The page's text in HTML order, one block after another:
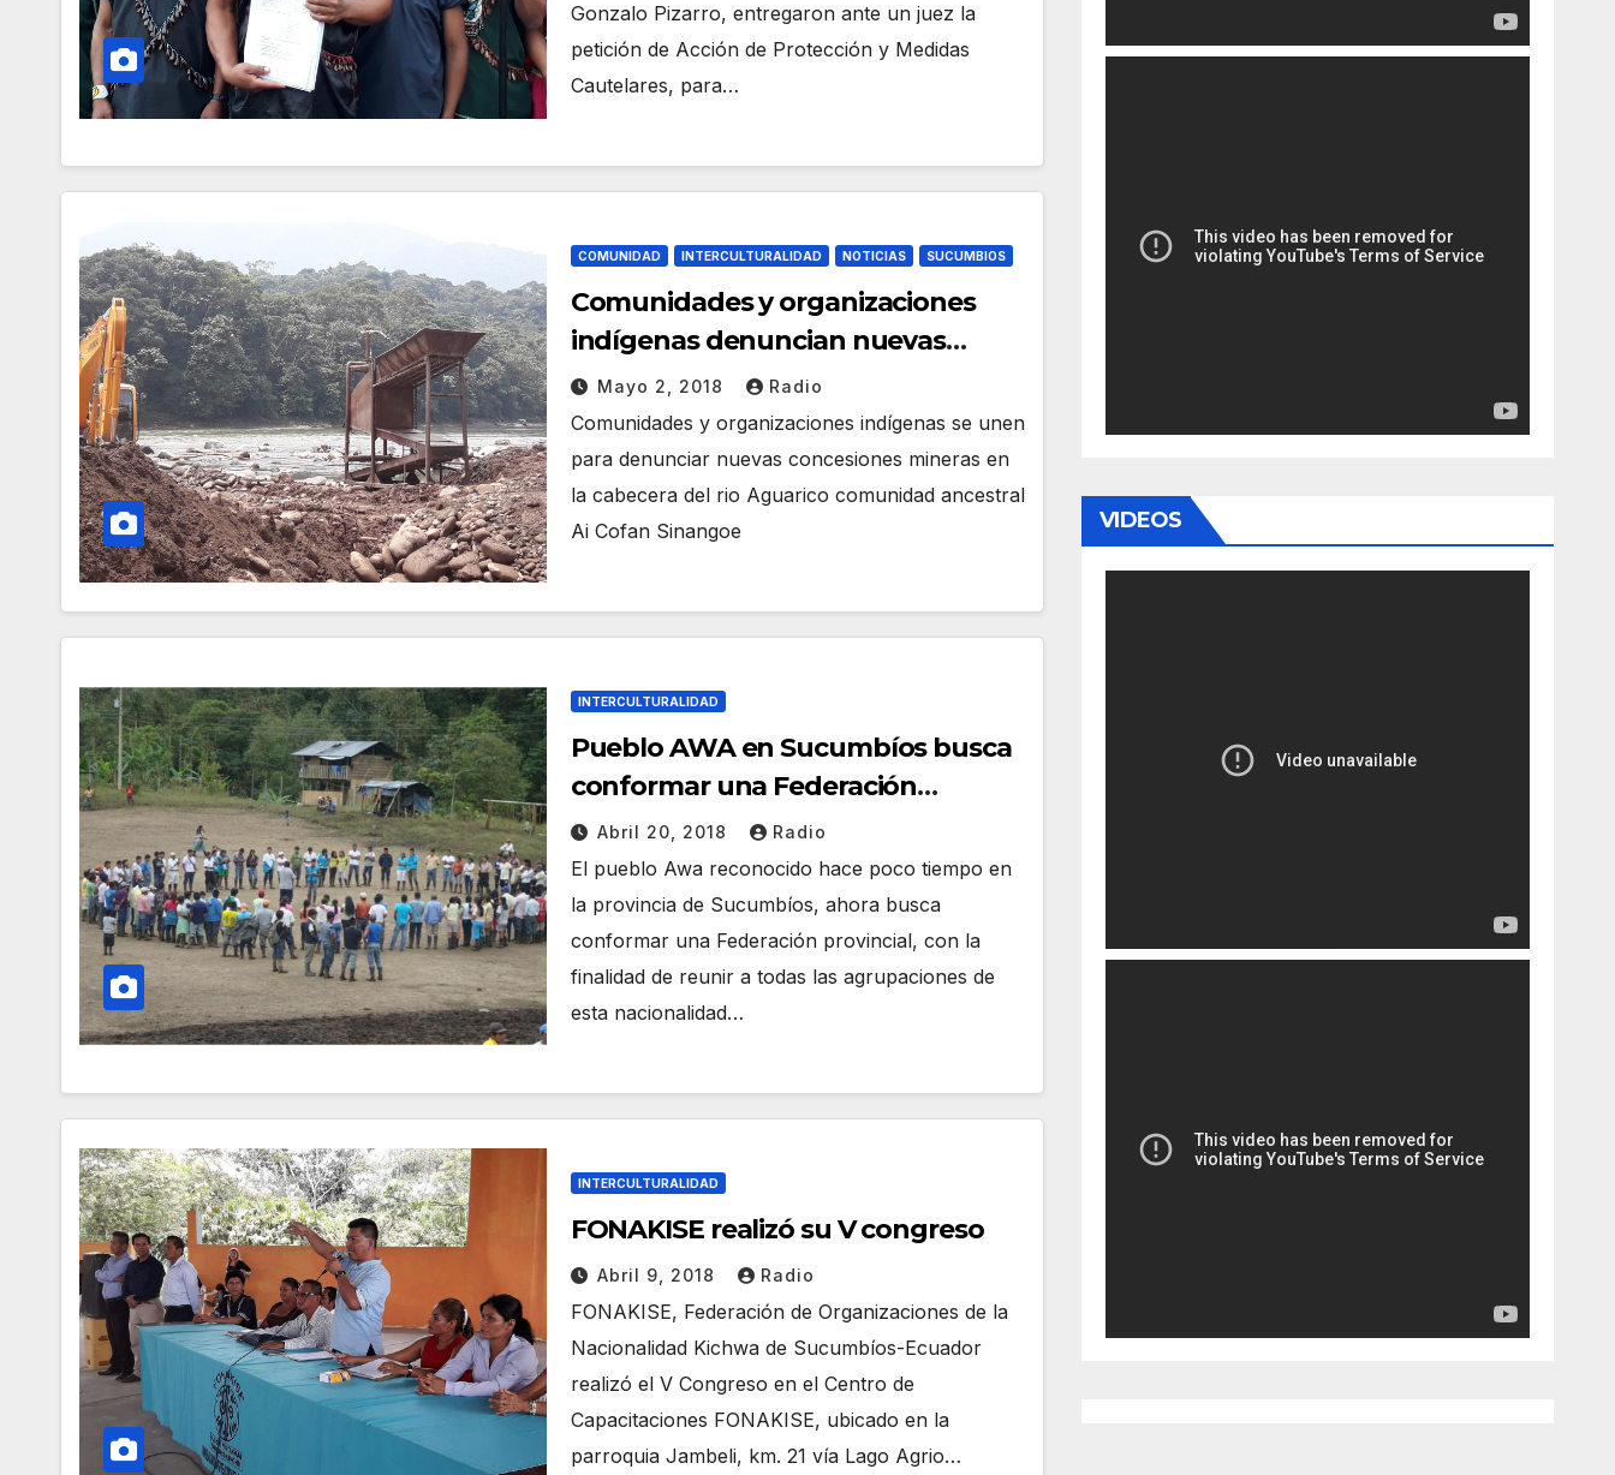
Gonzalo Pizarro, entregaron ante un juez la
petición de Acción de Protección y Medidas
Cautelares, para…
COMUNIDAD INTERCULTURALIDAD NOTICIAS SUCUMBIOS
Comunidades y organizaciones
indígenas denuncian nuevas
concesiones mineras en Ai Cofan
Sinangoe
Mayo 2, 2018 Radio
Comunidades y organizaciones indígenas se unen
para denunciar nuevas concesiones mineras en
la cabecera del rio Aguarico comunidad ancestral
Ai Cofan Sinangoe
INTERCULTURALIDAD
Pueblo AWA en Sucumbíos busca
conformar una Federación
Provincial
Abril 20, 2018 Radio
El pueblo Awa reconocido hace poco tiempo en
la provincia de Sucumbíos, ahora busca
conformar una Federación provincial, con la
finalidad de reunir a todas las agrupaciones de
esta nacionalidad…
INTERCULTURALIDAD
FONAKISE realizó su V congreso
Abril 9, 2018 Radio
FONAKISE, Federación de Organizaciones de la
Nacionalidad Kichwa de Sucumbíos-Ecuador
realizó el V Congreso en el Centro de
Capacitaciones FONAKISE, ubicado en la
parroquia Jambeli, km. 21 vía Lago Agrio…
VIDEOS